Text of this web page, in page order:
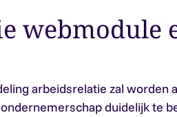
webmodule
arbeidsrelatie zal worden
duidelijk te